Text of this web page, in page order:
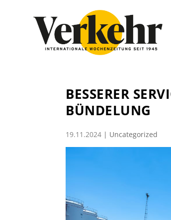
BESSERER
BÜNDELUNG
19.11.2024 | Uncategorized